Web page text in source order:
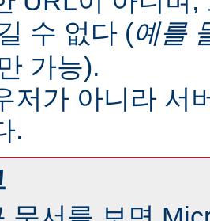
수 없다 (예를
가능).
저가 아니라 서
.